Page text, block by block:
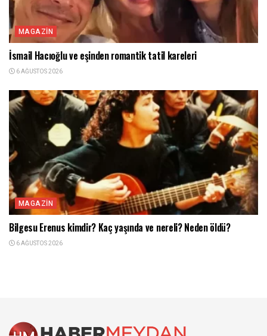
MAGAZIN
İsmail Hacıoğlu ve eşinden romantik tatil kareleri
6 AĞUSTOS 2026
MAGAZIN
Bilgesu Erenus kimdir? Kaç yaşında ve nereli? Neden öldü?
6 AĞUSTOS 2026